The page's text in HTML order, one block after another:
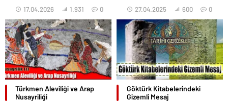
17.04.2026 1.931 0 27.04.2025 600 0
Türkmen Aleviliği ve Arap
Nusayriliği
Göktürk Kitabelerindeki
Gizemli Mesaj